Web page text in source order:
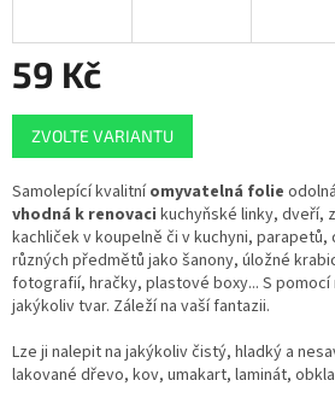
59 Kč
Měrná
cena:
ZVOLTE VARIANTU
Samolepící kvalitníomyvatelná folie
vhodná k renovaci kuchyňské linky, dveří,
kachliček v koupelně či v kuchyni,
různých předmětů jako šanony, úložné
fotografií, hračky, plastové boxy... S
jakýkoliv tvar. Záleží na vaší fantazii.
Lze ji nalepit na jakýkoliv čistý, hladký a
lakované dřevo, kov, umakart, laminát,